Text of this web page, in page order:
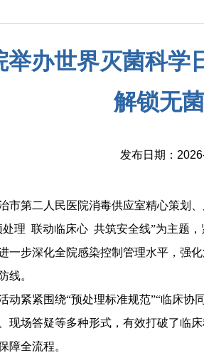
举办世界灭菌科学
解锁无
发布日期：
市第二人民医院消毒供应室精心策划
处理 联动临床心 共筑安全线”为主题
一步深化全院感染控制管理水平，强
线。
动紧紧围绕“预处理标准规范”“临床
现场答疑等多种形式，有效打破了临
障全流程。